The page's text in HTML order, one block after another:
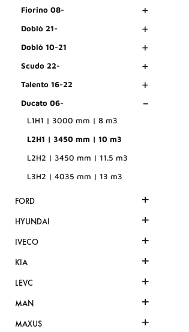
Fiorino 08- +
Doblò 21- +
Doblò 10-21 +
Scudo 22- +
Talento 16-22 +
Ducato 06- -
L1H1 | 3000 mm | 8 m3
L2H1 | 3450 mm | 10 m3
L2H2 | 3450 mm | 11.5 m3
L3H2 | 4035 mm | 13 m3
FORD +
HYUNDAI +
IVECO +
KIA +
LEVC +
MAN +
MAXUS +